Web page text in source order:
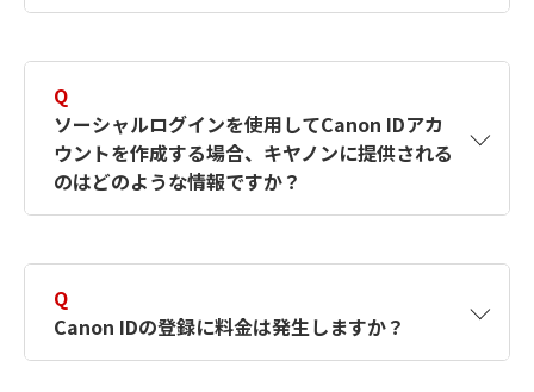
す。詳しい作成方法は【カメラ】Canon IDとは
何ですか？Canon IDの作成方法は？をご確認く
ださい。
Q
ソーシャルログインを使用してCanon IDアカ
ウントを作成する場合、キヤノンに提供される
のはどのような情報ですか？
択したサービスから取得します。アカウントを
簡単に作成できるように、この情報を使用して
Canon IDの登録フォームを入力します。
Q
Canon IDの登録に料金は発生しますか？